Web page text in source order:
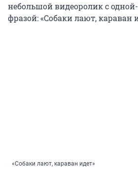
небольшой видеоролик с
фразой: «Собаки лают, караван
«Собаки лают, караван идет»